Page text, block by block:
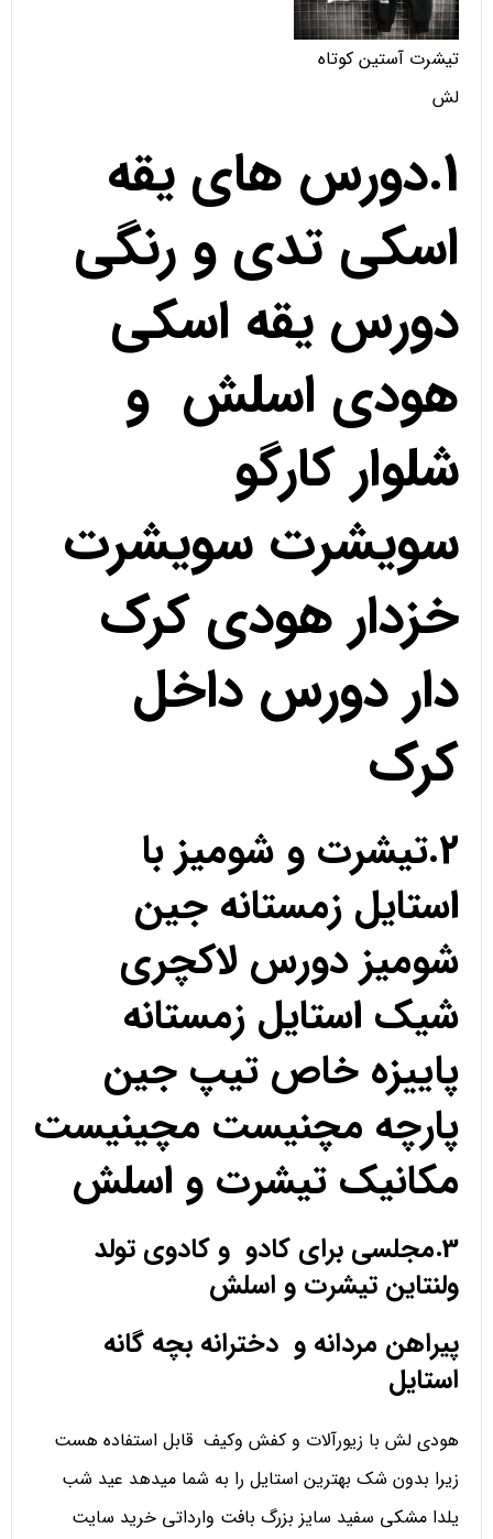
تیشرت آستین کوتاه
لش
1.دورس های یقه
اسکی تدی و رنگی
دورس یقه اسکی
هودی اسلش و
شلوار کارگو
سویشرت سویشرت
خزدار هودی کرک
دار دورس داخل
کرک
2.تیشرت و شومیز با
استایل زمستانه جین
شومیز دورس لاکچری
شیک استایل زمستانه
پاییزه خاص تیپ جین
پارچه مچنیست مچینیست
مکانیک تیشرت و اسلش
3.مجلسی برای کادو و کادوی تولد
ولنتاین تیشرت و اسلش
پیراهن مردانه و دخترانه بچه گانه
استایل
هودی لش با زیورآلات و کفش وکیف قابل استفاده هست
زیرا بدون شک بهترین استایل را به شما میدهد عید شب
یلدا مشکی سفید سایز بزرگ بافت وارداتی خرید سایت